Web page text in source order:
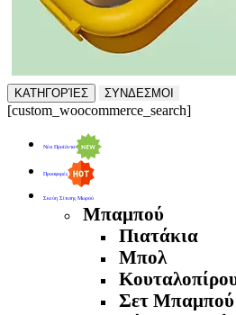
ΚΑΤΗΓΟΡΊΕΣ ΣΥΝΔΕΣΜΟΙ
[custom_woocommerce_search]
Νέα Προϊόντα
Προσφορές
Σκεύη Σίτισης Μωρού
Μπαμπού
Πιατάκια
Μπολ
Σετ Μπαμπού